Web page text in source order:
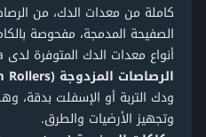
كاملة من معدات الدك، من
الصفيحة المدمجة، مفحوصة
أنواع معدات الدك المتوفرة لدى Makana
الرصاصات المزدوجة (Tandem Rollers)
ودك التربة أو الإسفلت بدقة،
وتجهيز الأرضيات والطرق.